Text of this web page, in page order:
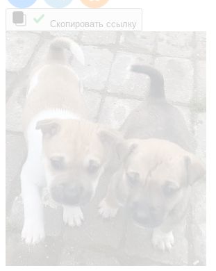
Скопировать ссылку